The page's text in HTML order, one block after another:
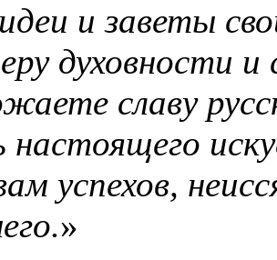
и заветы
духовности и
славу
настоящего
успехов,
»